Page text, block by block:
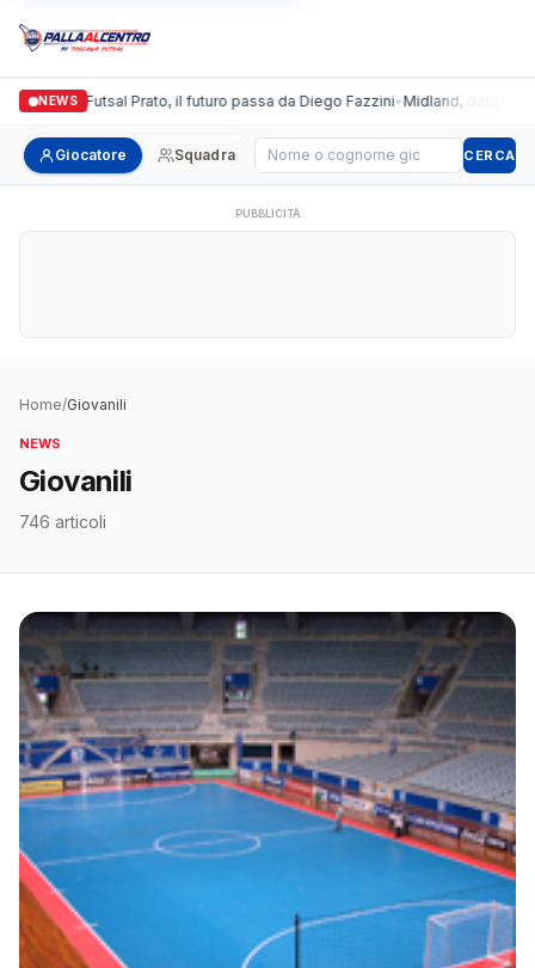
NEWS
Futsal Prato, il futuro passa da Diego Fazzini•Midland, doppio colpo
Giocatore Squadra Cerca giocatore CERCA
PUBBLICITÀ
Home/Giovanili
NEWS
Giovanili
746 articoli